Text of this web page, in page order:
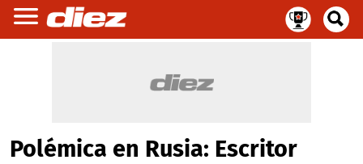
Polémica en Rusia: Escritor